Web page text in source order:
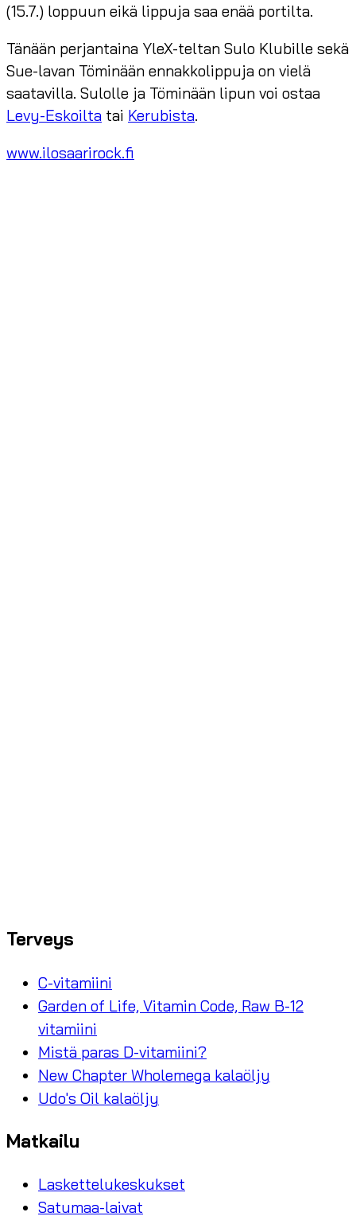
(15.7.) loppuun eikä lippuja saa enää portilta.
Tänään perjantaina YleX-teltan Sulo Klubille sekä
Sue-lavan Töminään ennakkolippuja on vielä
saatavilla. Sulolle ja Töminään lipun voi ostaa
Levy-Eskoilta tai Kerubista.
www.ilosaarirock.fi
Terveys
C-vitamiini
Garden of Life, Vitamin Code, Raw B-12
vitamiini
Mistä paras D-vitamiini?
New Chapter Wholemega kalaöljy
Udo's Oil kalaöljy
Matkailu
Laskettelukeskukset
Satumaa-laivat